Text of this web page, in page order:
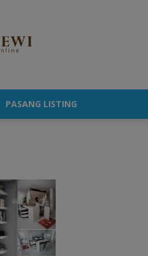
PASANG LISTING